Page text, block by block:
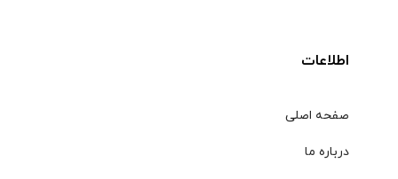
اطلاعات
صفحه اصلی
درباره ما